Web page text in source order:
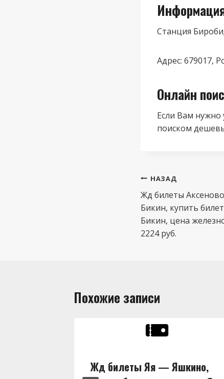
Станция
Адрес: 679017,
Онлайн
Если Вам нужно
поиском
Навигация
по
записям
НАЗАД
Жд билеты
Бикин, купить
Бикин, цена
2224 руб.
Похожие записи
Жд билеты Яя — Яшкино,